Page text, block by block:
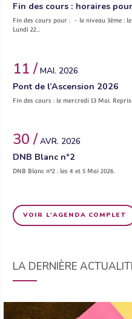
Fin des cours : horaires
Fin des cours pour : – le niveau 3ème :
Lundi 22…
11 / MAI. 2026
Pont de l’Ascension 2026
Fin des cours : le mercredi 13 Mai.
30 / AVR. 2026
DNB Blanc n°2
DNB Blanc n°2 : les 4 et 5 Mai 2026.
VOIR L'AGENDA COMPLET
LA DERNIÈRE